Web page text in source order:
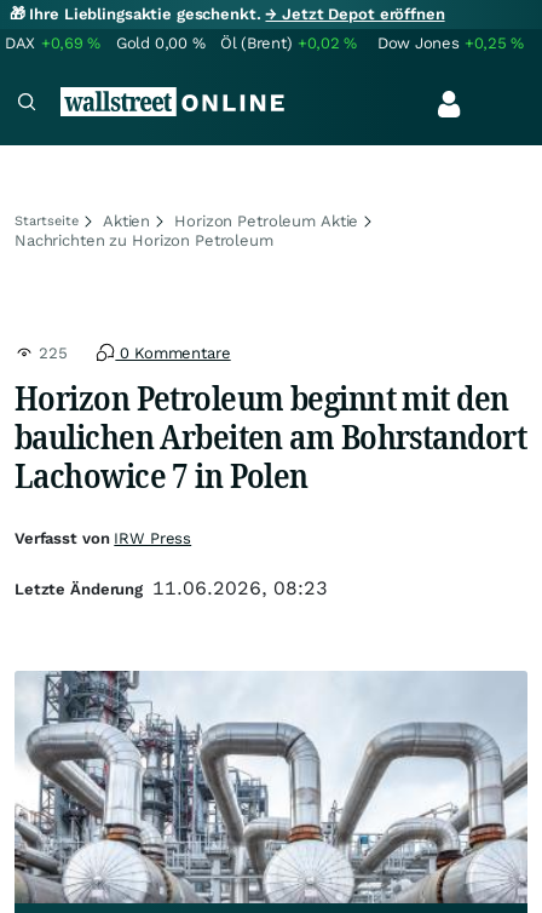
🎁 Ihre Lieblingsaktie geschenkt.→ Jetzt Depot eröffnen
DAX +0,69% Gold 0,00 % Öl (Brent) +0,02% Dow Jones +0,25%
Startseite Aktien
Horizon Petroleum Aktie
Nachrichten zu Horizon Petroleum
225 0 Kommentare
Horizon Petroleum beginnt mit den
baulichen Arbeiten am Bohrstandort
Lachowice 7 in Polen
Verfasst von IRW Press
Letzte Änderung 11.06.2026, 08:23